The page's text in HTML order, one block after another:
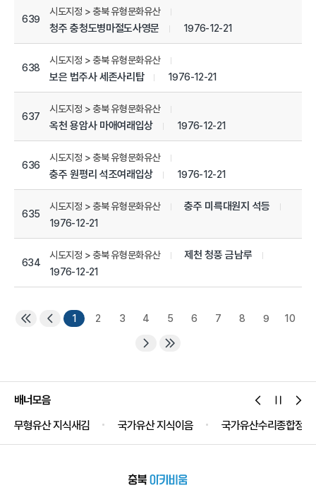
639
시도지정 > 충북 유형문화유산
청주 충청도병마절도사영문 1976-12-21
638
시도지정 > 충북 유형문화유산
보은 법주사 세존사리탑 1976-12-21
637
시도지정 > 충북 유형문화유산
옥천 용암사 마애여래입상 1976-12-21
636
시도지정 > 충북 유형문화유산
충주 원평리 석조여래입상 1976-12-21
635
시도지정 > 충북 유형문화유산 충주 미륵대원지 석등
1976-12-21
634
시도지정 > 충북 유형문화유산 제천 청풍 금남루
1976-12-21
1 2 3 4 5 6 7 8 9 10
배너모음
무형유산 지식새김
국가유산 지식이음 국가유산수리종합정보